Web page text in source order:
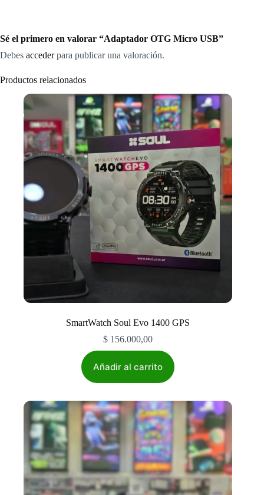
Sé el primero en valorar “Adaptador OTG Micro USB”
Debes accederpara publicar una valoración.
Productos relacionados
SmartWatch Soul Evo 1400 GPS
$ 156.000,00
Añadir al carrito